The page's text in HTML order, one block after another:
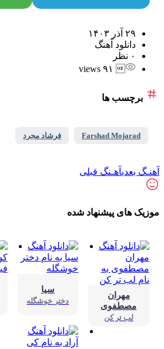
۲۹ آذر ۱۴۰۳
دانلود آهنگ
۰ نظر
۹۱ views
برچسب ها
Farshad Mojarad فرشاد مجرد
بعدیآهـنگ قبلی
های پیشنهاد شده
مهران
مصطفوی
لب تر کن
سیا
دختر خوشگله